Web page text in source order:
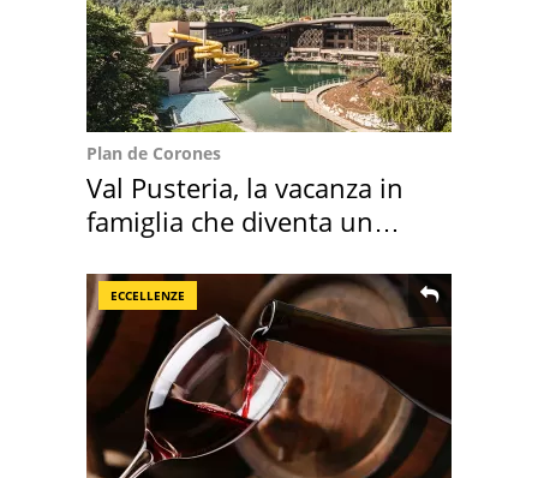
Plan de Corones
Val Pusteria, la vacanza in
famiglia che diventa un
ECCELLENZE